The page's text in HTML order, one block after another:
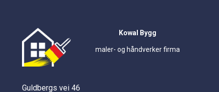
Kowal Bygg
maler- og håndverker firma
Guldbergs vei 46